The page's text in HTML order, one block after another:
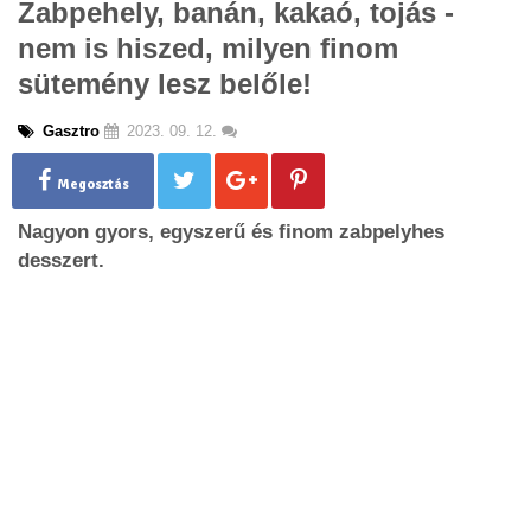
Zabpehely, banán, kakaó, tojás -
nem is hiszed, milyen finom
sütemény lesz belőle!
Gasztro 2023. 09. 12.
Megosztás
Nagyon gyors, egyszerű és finom zabpelyhes
desszert.